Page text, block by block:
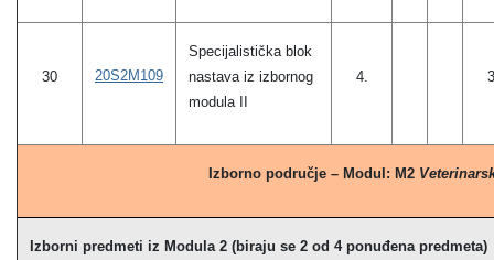
30 20S2M109
Specijalistička blok
nastava iz izbornog
modula II
4. 3
Izborno područje – Modul: M2
Izborni predmeti iz Modula 2 (biraju se 2 od 4 ponuđena predmeta)